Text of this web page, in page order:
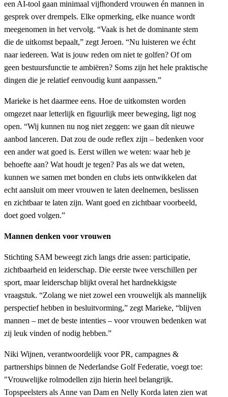
een AI-tool gaan minimaal vijfhonderd vrouwen én mannen in
gesprek over drempels. Elke opmerking, elke nuance wordt
meegenomen in het vervolg. “Vaak is het de dominante stem
die de uitkomst bepaalt,” zegt Jeroen. “Nu luisteren we écht
naar iedereen. Wat is jouw reden om niet te golfen? Of om
geen bestuursfunctie te ambiëren? Soms zijn het hele praktische
dingen die je relatief eenvoudig kunt aanpassen.”
Marieke is het daarmee eens. Hoe de uitkomsten worden
omgezet naar letterlijk en figuurlijk meer beweging, ligt nog
open. “Wij kunnen nu nog niet zeggen: we gaan dít nieuwe
aanbod lanceren. Dat zou de oude reflex zijn – bedenken voor
een ander wat goed is. Eerst willen we weten: waar heb je
behoefte aan? Wat houdt je tegen? Pas als we dat weten,
kunnen we samen met bonden en clubs iets ontwikkelen dat
echt aansluit om meer vrouwen te laten deelnemen, beslissen
en zichtbaar te laten zijn. Want goed en zichtbaar voorbeeld,
doet goed volgen.”
Mannen denken voor vrouwen
Stichting SAM beweegt zich langs drie assen: participatie,
zichtbaarheid en leiderschap. Die eerste twee verschillen per
sport, maar leiderschap blijkt overal het hardnekkigste
vraagstuk. “Zolang we niet zowel een vrouwelijk als mannelijk
perspectief hebben in besluitvorming,” zegt Marieke, “blijven
mannen – met de beste intenties – voor vrouwen bedenken wat
zij leuk vinden of nodig hebben.”
Niki Wijnen, verantwoordelijk voor PR, campagnes &
partnerships binnen de Nederlandse Golf Federatie, voegt toe:
"Vrouwelijke rolmodellen zijn hierin heel belangrijk.
Topspeelsters als Anne van Dam en Nelly Korda laten zien wat